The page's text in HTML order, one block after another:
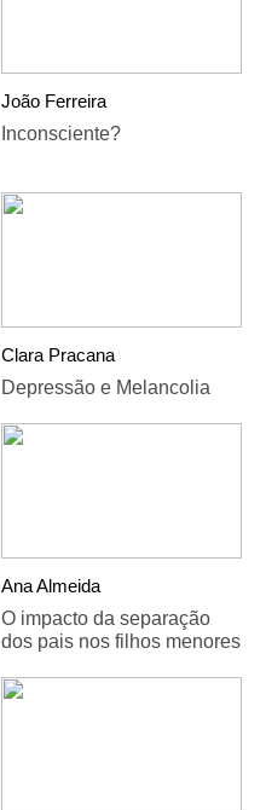
João Ferreira
Inconsciente?
Clara Pracana
Depressão e Melancolia
Ana Almeida
O impacto da separação
dos pais nos filhos menores